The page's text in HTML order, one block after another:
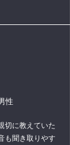
性
切に教えていた
も聞き取りやす